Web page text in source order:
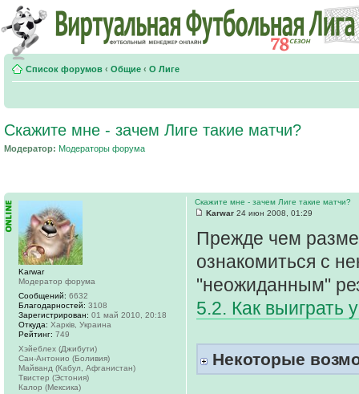
Список форумов ‹ Общие ‹ О Лиге
Скажите мне - зачем Лиге такие матчи?
Модератор: Модераторы форума
Скажите мне - зачем Лиге такие матчи?
Karwar 24 июн 2008, 01:29
Прежде чем
ознакомиться с
"неожиданным"
5.2. Как выиграть
Некоторые
Karwar
Модератор форума
Сообщений: 6632
Благодарностей: 3108
Зарегистрирован: 01 май 2010, 20:18
Откуда: Харків, Украина
Рейтинг: 749
Хэйеблех (Джибути)
Сан-Антонио (Боливия)
Майванд (Кабул, Афганистан)
Твистер (Эстония)
Калор (Мексика)